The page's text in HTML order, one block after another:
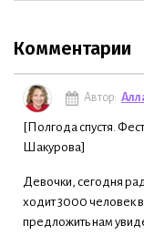
Комментарии
Автор:
[Полгода спустя.
Шакурова]
Девочки, сегодня
ходит 3000 человек в
предложить нам